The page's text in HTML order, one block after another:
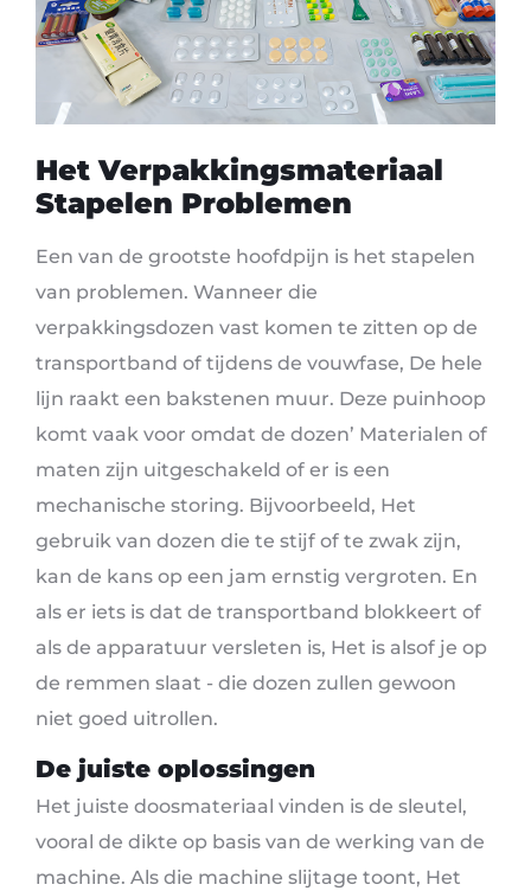
Het Verpakkingsmateriaal
Stapelen Problemen
Een van de grootste hoofdpijn is het stapelen
van problemen. Wanneer die
verpakkingsdozen vast komen te zitten op de
transportband of tijdens de vouwfase, De hele
lijn raakt een bakstenen muur. Deze puinhoop
komt vaak voor omdat de dozen’ Materialen of
maten zijn uitgeschakeld of er is een
mechanische storing. Bijvoorbeeld, Het
gebruik van dozen die te stijf of te zwak zijn,
kan de kans op een jam ernstig vergroten. En
als er iets is dat de transportband blokkeert of
als de apparatuur versleten is, Het is alsof je op
de remmen slaat - die dozen zullen gewoon
niet goed uitrollen.
De juiste oplossingen
Het juiste doosmateriaal vinden is de sleutel,
vooral de dikte op basis van de werking van de
machine. Als die machine slijtage toont, Het